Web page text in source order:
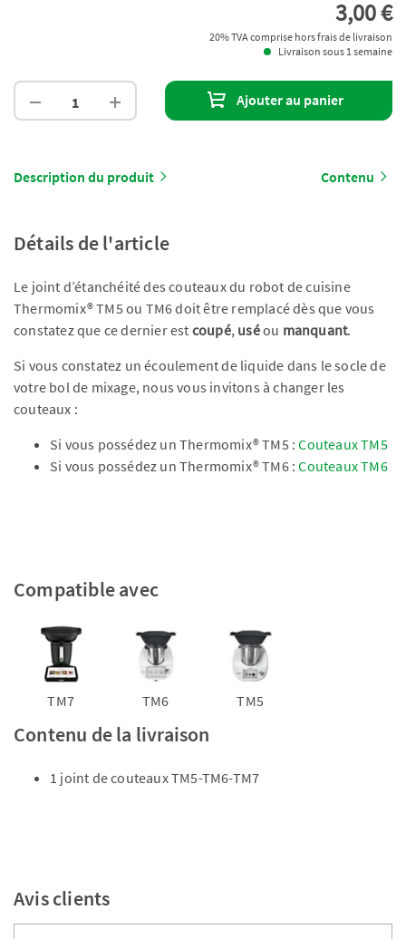
3,00 €
20% TVA comprise hors frais de livraison
Livraison sous 1 semaine
Ajouter au panier
Description du produit Contenu
Détails de l'article
Le joint d’étanchéité des couteaux du robot de cuisine
Thermomix® TM5 ou TM6 doit être remplacé dès que vous
constatez que ce dernier est coupé, uséou manquant.
Si vous constatez un écoulement de liquide dans le socle de
votre bol de mixage, nous vous invitons à changer les
couteaux :
Si vous possédez un Thermomix® TM5 :Couteaux TM5
Si vous possédez un Thermomix® TM6 :Couteaux TM6
Compatible avec
TM7 TM6 TM5
Contenu de la livraison
1 joint de couteaux TM5-TM6-TM7
Avis clients